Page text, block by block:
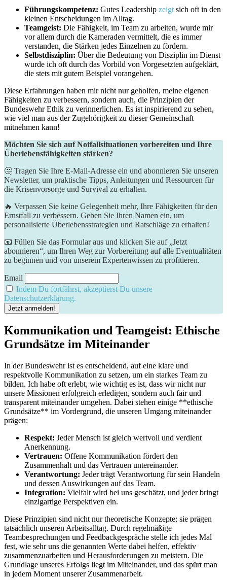
Führungskompetenz: ⁢Gutes Leadership zeigt sich oft in ⁢den
‌kleinen​ Entscheidungen im Alltag.
Teamgeist: Die ⁤Fähigkeit, im⁣ Team zu arbeiten, wurde mir
vor allem durch die Kameraden vermittelt, die es immer
⁣verstanden, die Stärken jedes ‌Einzelnen ‍zu fördern.
Selbstdisziplin: Über die Bedeutung von Disziplin im Dienst
wurde⁣ ich ⁣oft durch das Vorbild‍ von Vorgesetzten aufgeklärt,
die ⁢stets mit ⁢gutem Beispiel ‌vorangehen.
Diese Erfahrungen haben mir nicht nur geholfen, ​meine eigenen
⁣Fähigkeiten ‌zu verbessern, sondern auch, die Prinzipien‍ der
Bundeswehr​ Ethik zu ‌verinnerlichen. Es ist inspirierend zu⁤ sehen,
wie viel man aus der Zugehörigkeit zu dieser Gemeinschaft
mitnehmen kann!
Möchten Sie sich auf Notfallsituationen vorbereiten und Ihre
Überlebensfähigkeiten stärken?
🤔 Tragen Sie Ihre E-Mail-Adresse ein und abonnieren Sie unseren
Newsletter, um praktische Tipps, Anleitungen und Ressourcen für
die Krisenvorsorge und Survival zu erhalten.
🔥 Verpassen Sie keine Gelegenheit mehr, Ihre Fähigkeiten für den
Ernstfall zu verbessern. Geben Sie Ihren Namen ein, um
personalisierte Überlebensstrategien und Ratschläge zu erhalten!
📧 Füllen Sie das Formular aus und klicken Sie auf „Jetzt
abonnieren“, um Ihren Weg zur Vorbereitung auf alle Eventualitäten
zu beginnen und von unserem Expertenwissen zu profitieren.
Email
Indem Du fortfährst, akzeptierst Du unsere
Datenschutzerklärung.
Kommunikation und Teamgeist: Ethische
Grundsätze⁢ im ⁢Miteinander
In der Bundeswehr ist⁣ es ‍entscheidend, auf eine⁢ klare⁣ und
respektvolle ​Kommunikation zu setzen, um ein starkes⁢ Team⁣ zu
bilden.⁣ Ich habe oft erlebt, wie wichtig es ⁤ist, dass⁣ wir​ nicht nur
‍unsere ‍Missionen erfolgreich⁤ erledigen, sondern auch fair ​und
⁤transparent⁣ miteinander umgehen. Dabei ‌stehen einige⁣ **ethische
‍Grundsätze** im Vordergrund, die unseren ⁣Umgang miteinander
‍prägen:
Respekt: Jeder Mensch​ ist gleich⁣ wertvoll ⁤und verdient
Anerkennung.
Vertrauen: Offene Kommunikation fördert den
Zusammenhalt und das⁣ Vertrauen untereinander.
Verantwortung: Jeder trägt Verantwortung für sein ‍Handeln
⁤und​ dessen Auswirkungen ⁤auf​ das Team.
Integration: Vielfalt wird ⁢bei uns geschätzt, und jeder bringt
‌einzigartige Perspektiven ein.
Diese Prinzipien sind nicht nur theoretische ⁢Konzepte; sie ⁢prägen
tatsächlich⁣ unseren Arbeitsalltag. Durch regelmäßige
Teambesprechungen und⁤ Feedbackgespräche stelle ich ‍jedes Mal
fest,⁣ wie sehr uns die genannten Werte dabei helfen, ​effektiv⁣
zusammenzuarbeiten ⁣und Herausforderungen zu ‌meistern. Die
Grundlage unseres Erfolgs liegt im Miteinander, und das spürt man
in ⁣jedem Moment‌ unserer‍ Zusammenarbeit.